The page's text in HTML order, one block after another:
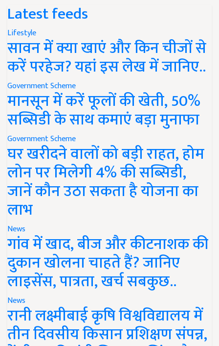
Latest feeds
Lifestyle
सावन में क्या खाएं और किन चीजों से
करें परहेज? यहां इस लेख में जानिए..
Government Scheme
मानसून में करें फूलों की खेती, 50%
सब्सिडी के साथ कमाएं बड़ा मुनाफा
Government Scheme
घर खरीदने वालों को बड़ी राहत, होम
लोन पर मिलेगी 4% की सब्सिडी,
जानें कौन उठा सकता है योजना का
लाभ
News
गांव में खाद, बीज और कीटनाशक की
दुकान खोलना चाहते हैं? जानिए
लाइसेंस, पात्रता, खर्च सबकुछ..
News
रानी लक्ष्मीबाई कृषि विश्वविद्यालय में
तीन दिवसीय किसान प्रशिक्षण संपन्न,